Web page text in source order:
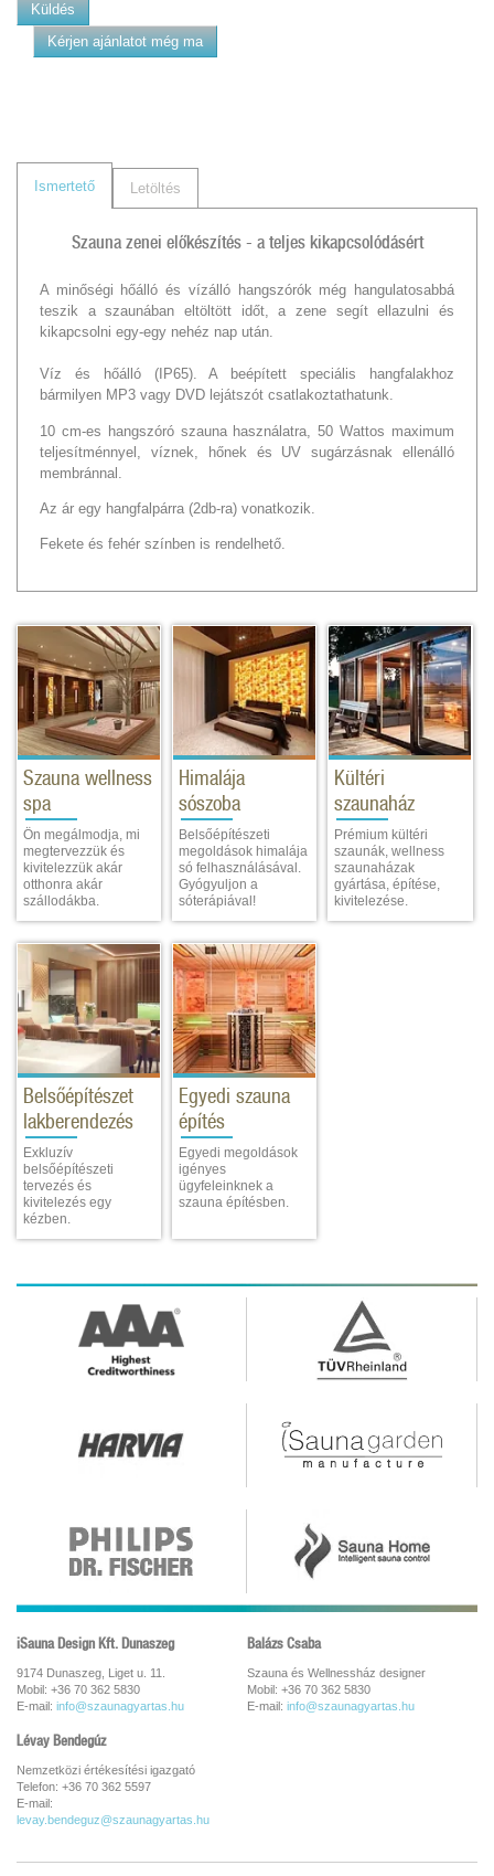
Küldés
Kérjen ajánlatot még ma
Ismertető Letöltés
Szauna zenei előkészítés - a teljes kikapcsolódásért
A minőségi hőálló és vízálló hangszórók még hangulatosabbá
teszik a szaunában eltöltött időt, a zene segít ellazulni és
kikapcsolni egy-egy nehéz nap után.
Víz és hőálló (IP65). A beépített speciális hangfalakhoz
bármilyen MP3 vagy DVD lejátszót csatlakoztathatunk.
10 cm-es hangszóró szauna használatra, 50 Wattos maximum
teljesítménnyel, víznek, hőnek és UV sugárzásnak ellenálló
membránnal.
Az ár egy hangfalpárra (2db-ra) vonatkozik.
Fekete és fehér színben is rendelhető.
Szauna wellness
spa
Ön megálmodja, mi
megtervezzük és
kivitelezzük akár
otthonra akár
szállodákba.
Himalája
sószoba
Belsőépítészeti
megoldások himalája
só felhasználásával.
Gyógyuljon a
sóterápiával!
Kültéri
szaunaház
Prémium kültéri
szaunák, wellness
szaunaházak
gyártása, építése,
kivitelezése.
Belsőépítészet
lakberendezés
Exkluzív
belsőépítészeti
tervezés és
kivitelezés egy
kézben.
Egyedi szauna
építés
Egyedi megoldások
igényes
ügyfeleinknek a
szauna építésben.
iSauna Design Kft. Dunaszeg
9174 Dunaszeg, Liget u. 11.
Mobil: +36 70 362 5830
E-mail: info@szaunagyartas.hu
Balázs Csaba
Szauna és Wellnessház designer
Mobil: +36 70 362 5830
E-mail: info@szaunagyartas.hu
Lévay Bendegúz
Nemzetközi értékesítési igazgató
Telefon: +36 70 362 5597
E-mail:
levay.bendeguz@szaunagyartas.hu